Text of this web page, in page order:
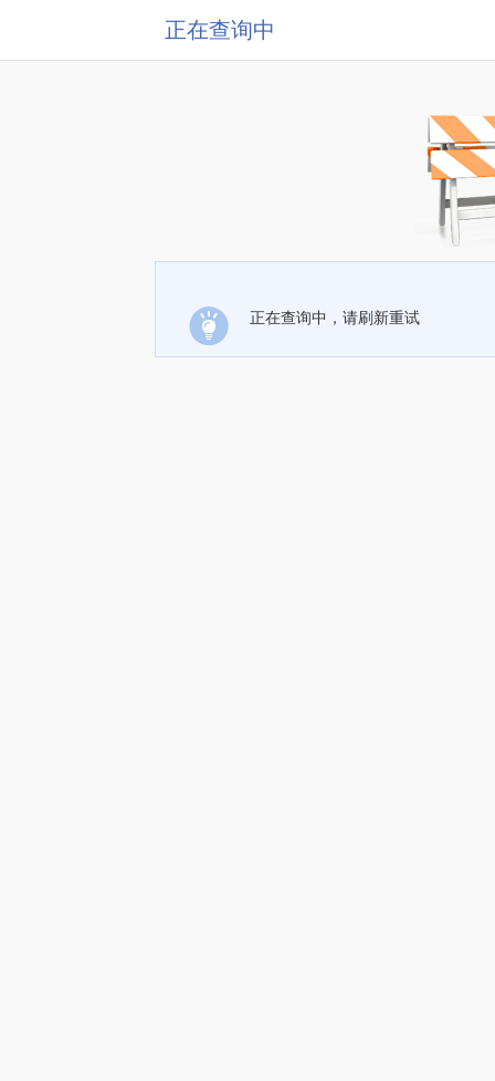
正在查询中
正在查询中，请刷新重试